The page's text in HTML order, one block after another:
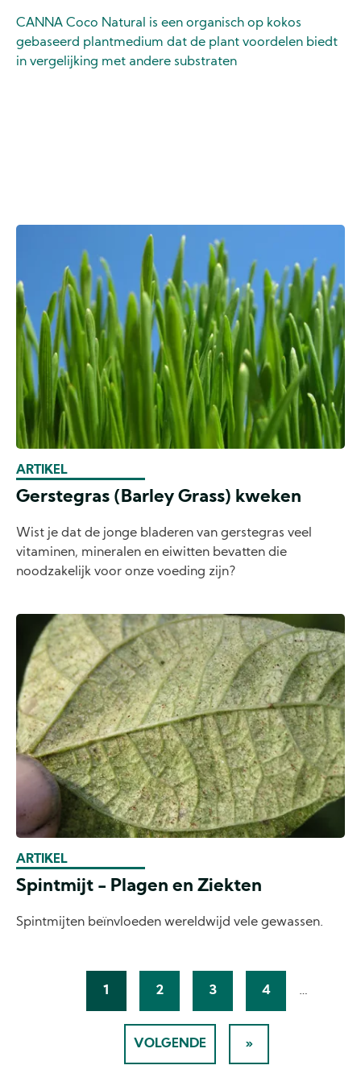
CANNA Coco Natural is een organisch op kokos
gebaseerd plantmedium dat de plant voordelen biedt
in vergelijking met andere substraten
ARTIKEL
Gerstegras (Barley Grass) kweken
Wist je dat de jonge bladeren van gerstegras veel
vitaminen, mineralen en eiwitten bevatten die
noodzakelijk voor onze voeding zijn?
ARTIKEL
Spintmijt - Plagen en Ziekten
Spintmijten beïnvloeden wereldwijd vele gewassen.
CURRENT
PAGE
1 PAGINA
2 PAGINA
3 PAGINA
4 …
NEXT
PAGE
VOLGENDE
LAST
PAGE
»